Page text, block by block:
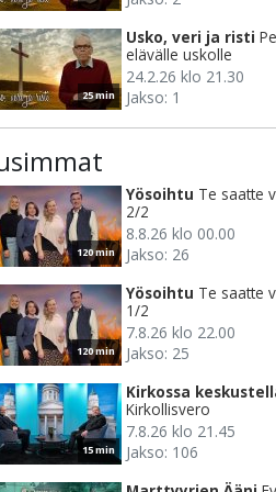
25 min
Usko, veri ja risti
elävälle uskolle
24.2.26 klo 21.30
Jakso: 1
120 min
Yösoihtu Te saatte
2/2
8.8.26 klo 00.00
Jakso: 26
120 min
Yösoihtu Te saatte
1/2
7.8.26 klo 22.00
Jakso: 25
15 min
Kirkossa
Kirkollisvero
7.8.26 klo 21.45
Jakso: 106